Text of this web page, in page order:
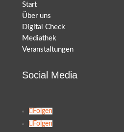
Start
Über uns
Digital Check
Mediathek
Veranstaltungen
Social Media
Folgen
Folgen